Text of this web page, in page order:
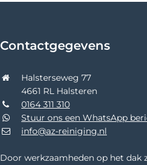
Contactgegevens
Halsterseweg 77
4661 RL Halsteren
0164 311 310
Stuur ons een WhatsApp
info@az-reiniging.nl
Door werkzaamheden op het dak